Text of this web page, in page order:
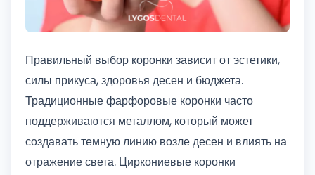
Правильный выбор коронки зависит от эстетики,
силы прикуса, здоровья десен и бюджета.
Традиционные фарфоровые коронки часто
поддерживаются металлом, который может
создавать темную линию возле десен и влиять на
отражение света. Циркониевые коронки